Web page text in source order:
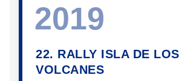
2019
22. RALLY ISLA DE LOS
VOLCANES